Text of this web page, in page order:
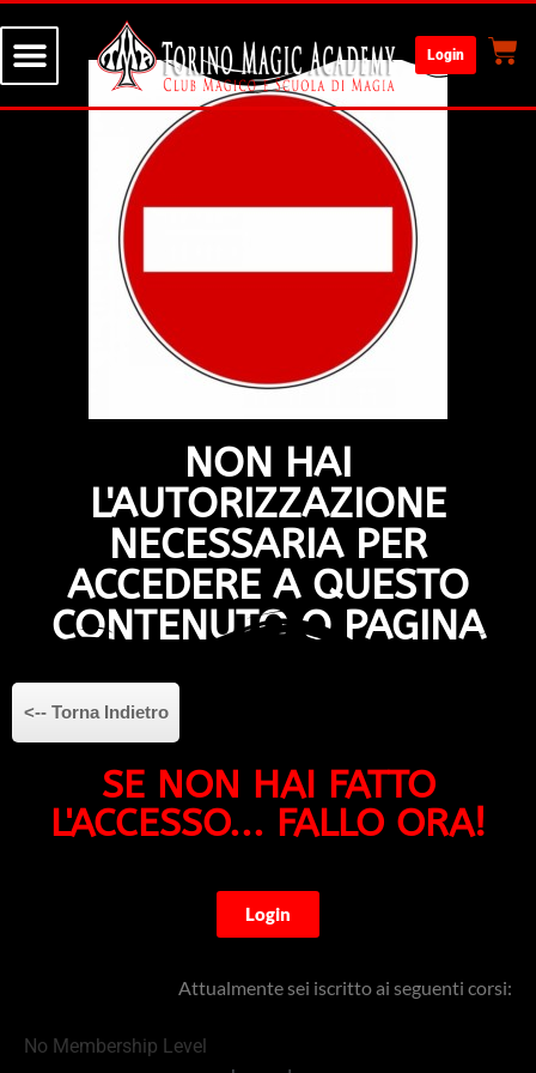
Login
NON HAI
L'AUTORIZZAZIONE
NECESSARIA PER
ACCEDERE A QUESTO
CONTENUTO O PAGINA
<-- Torna Indietro
SE NON HAI FATTO
L'ACCESSO... FALLO ORA!
Login
Attualmente sei iscritto ai seguenti corsi:
No Membership Level​